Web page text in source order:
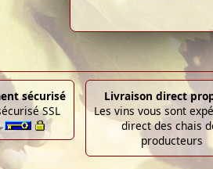
sécurisé
SSL
Livraison direct
Les vins vous sont
direct des chais
producteurs